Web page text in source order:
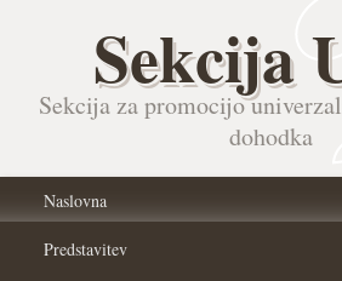
Sekcija
Sekcija za promocijo
dohodka
Naslovna
Predstavitev